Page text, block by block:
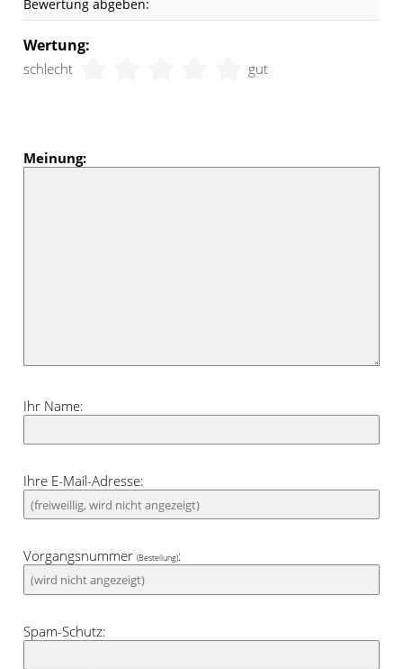
Bewertung abgeben:
Wertung:
schlecht gut
Meinung:
Ihr Name:
Ihre E-Mail-Adresse:
Vorgangsnummer(Bestellung):
Spam-Schutz: